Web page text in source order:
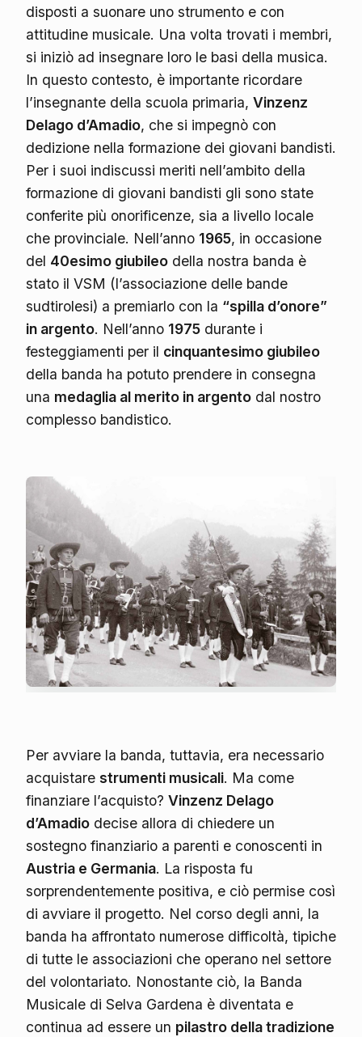
disposti a suonare uno strumento e con
attitudine musicale. Una volta trovati i membri,
si iniziò ad insegnare loro le basi della musica.
In questo contesto, è importante ricordare
l’insegnante della scuola primaria, Vinzenz
Delago d’Amadio, che si impegnò con
dedizione nella formazione dei giovani bandisti.
Per i suoi indiscussi meriti nell’ambito della
formazione di giovani bandisti gli sono state
conferite più onorificenze, sia a livello locale
che provinciale. Nell’anno 1965, in occasione
del 40esimo giubileo della nostra banda è
stato il VSM (l’associazione delle bande
sudtirolesi) a premiarlo con la “spilla d’onore”
in argento. Nell’anno 1975 durante i
festeggiamenti per il cinquantesimo giubileo
della banda ha potuto prendere in consegna
una medaglia al merito in argento dal nostro
complesso bandistico.
Per avviare la banda, tuttavia, era necessario
acquistare strumenti musicali. Ma come
finanziare l’acquisto? Vinzenz Delago
d’Amadio decise allora di chiedere un
sostegno finanziario a parenti e conoscenti in
Austria e Germania. La risposta fu
sorprendentemente positiva, e ciò permise così
di avviare il progetto. Nel corso degli anni, la
banda ha affrontato numerose difficoltà, tipiche
di tutte le associazioni che operano nel settore
del volontariato. Nonostante ciò, la Banda
Musicale di Selva Gardena è diventata e
continua ad essere un pilastro della tradizione